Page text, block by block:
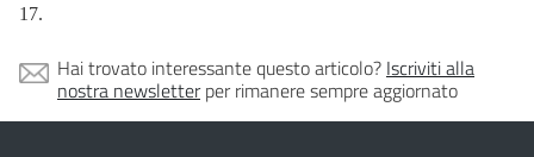
17.
Hai trovato interessante questo articolo? Iscriviti alla
nostra newsletterper rimanere sempre aggiornato